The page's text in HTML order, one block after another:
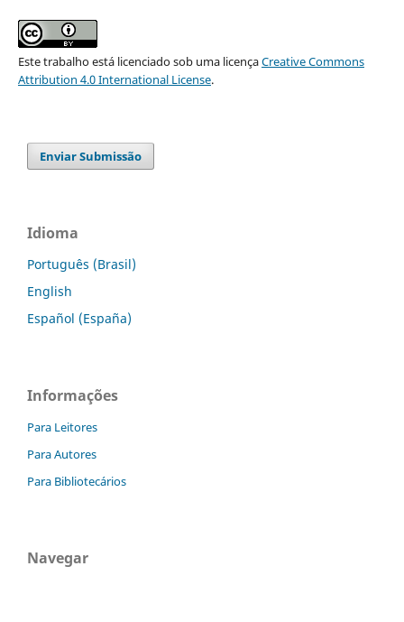
Este trabalho está licenciado sob uma licençaCreative Commons
Attribution 4.0 International License.
Enviar Submissão
Idioma
Português (Brasil)
English
Español (España)
Informações
Para Leitores
Para Autores
Para Bibliotecários
Navegar